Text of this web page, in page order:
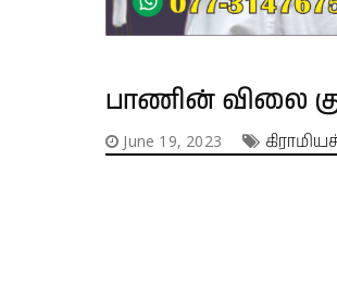
பாணின் விலை
June 19, 2023